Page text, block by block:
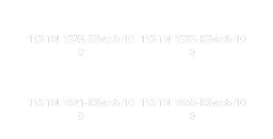
113 TN 1629-KSweb-10
0
113 TN 1633-KSweb-10
0
113 TN 1641-KSweb-10
0
113 TN 1655-KSweb-10
0